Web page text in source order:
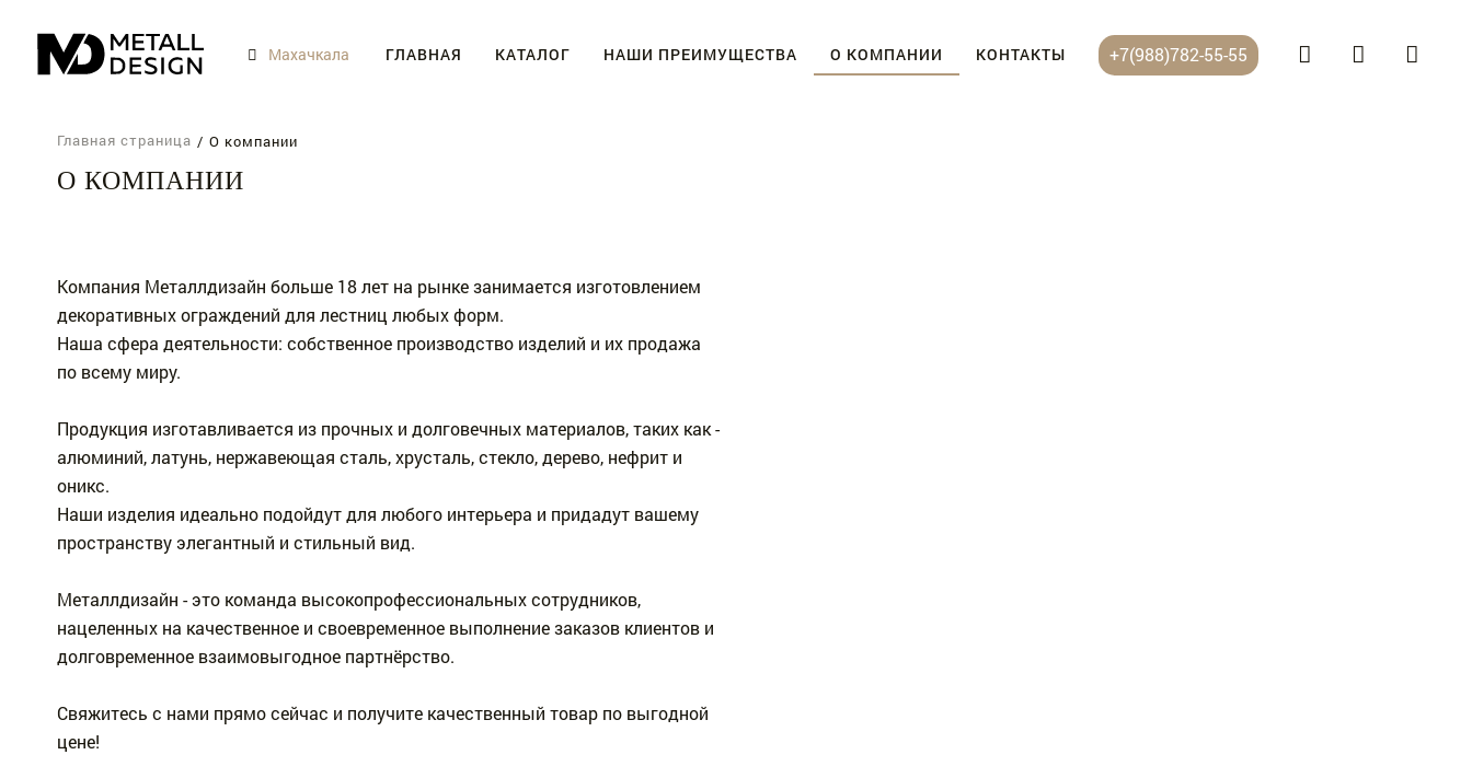
ГЛАВНАЯ КАТАЛОГ НАШИ ПРЕИМУЩЕСТВА О КОМПАНИИ КОНТАКТЫ +7(988)782-55-55
Главная страница О компании
О КОМПАНИИ
Компания Металлдизайн больше 18 лет на рынке занимается изготовлением
декоративных ограждений для лестниц любых форм.
Наша сфера деятельности: собственное производство изделий и их продажа
по всему миру.
Продукция изготавливается из прочных и долговечных материалов, таких как -
алюминий, латунь, нержавеющая сталь, хрусталь, стекло, дерево, нефрит и
оникс.
Наши изделия идеально подойдут для любого интерьера и придадут вашему
пространству элегантный и стильный вид.
Металлдизайн - это команда высокопрофессиональных сотрудников,
нацеленных на качественное и своевременное выполнение заказов клиентов и
долговременное взаимовыгодное партнёрство.
Свяжитесь с нами прямо сейчас и получите качественный товар по выгодной
цене!
Наши преимущества
Доставка
О компании
Контакты
metalldiz_group@yahoo.com
+7 (988) 782-55-55
+7 (980) 177-11-11